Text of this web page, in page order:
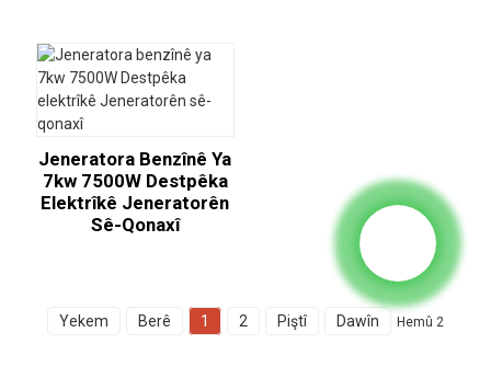
Jeneratora Benzînê Ya
7kw 7500W Destpêka
Elektrîkê Jeneratorên
Sê-Qonaxî
Yekem Berê 1 2 Piştî Dawîn Hemû 2